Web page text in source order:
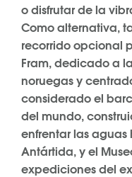
o disfrutar de la
Como alternativa,
recorrido opcional
Fram, dedicado a
noruegas y
considerado el
del mundo,
enfrentar las
Antártida, y el
expediciones del